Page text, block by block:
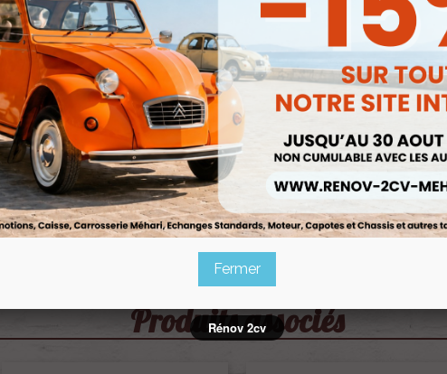
Produits associés
Fermer
Rénov 2cv